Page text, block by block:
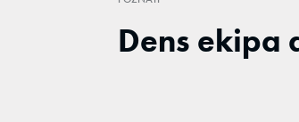
Dens ekipa